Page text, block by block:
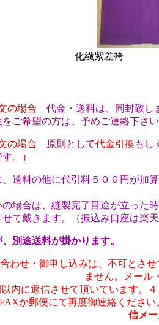
化繊紫差袴
の場合 代金・送料は、同封致し
ご希望の方は、予めご連絡下さ
の場合 原則として代金引換 もし
。）
、送料の他に代引料５００円が加
の場合は、縫製完了目途が立った
て戴きます。（振込み口座は楽
別途送料が掛かります。
わせ・御申し込みは、不可とさ
ません。メール
内に返信させて頂いています。
か郵便にて再度御連絡ください
信メ